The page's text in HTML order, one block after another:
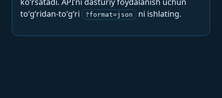
to‘g‘ridan-to‘g‘ri
?format=json ni ishlating.